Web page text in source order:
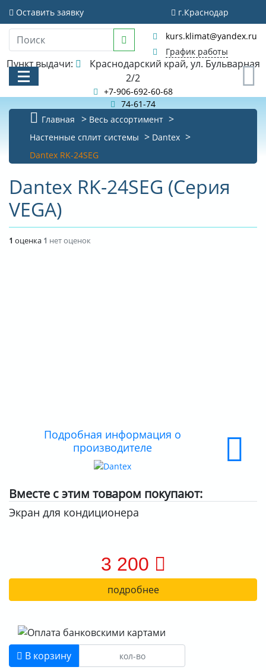
Оставить заявку г.Краснодар
kurs.klimat@yandex.ru
График работы
Пункт выдачи:
2/2
+7-906-692-60-68
74-61-74
КАТАЛОГ
АКЦИИ И РАСПРОДАЖИ
БИБЛИОТЕКА
НОВОСТИ
Главная
Весь ассортимент
Настенные сплит системы
Dantex
Dantex RK-24SEG
Dantex RK-24SEG (Серия
VEGA)
1 оценка 1 нет оценок
Подробная информация о
производителе
Вместе с этим товаром покупают:
Экран для кондиционера
3 200
подробнее
В корзину